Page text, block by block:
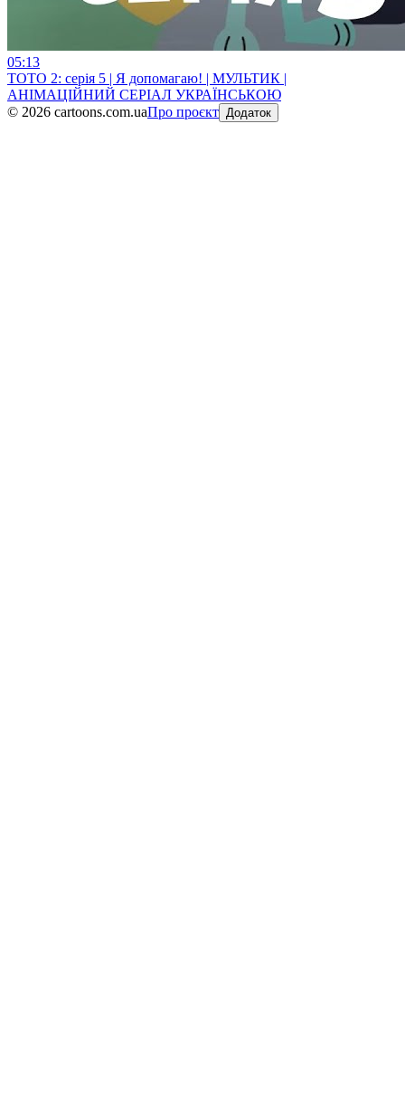
05:13
ТОТО 2: серія 5 | Я допомагаю! | МУЛЬТИК |
АНІМАЦІЙНИЙ СЕРІАЛ УКРАЇНСЬКОЮ
© 2026 cartoons.com.uaПро проєкт Додаток